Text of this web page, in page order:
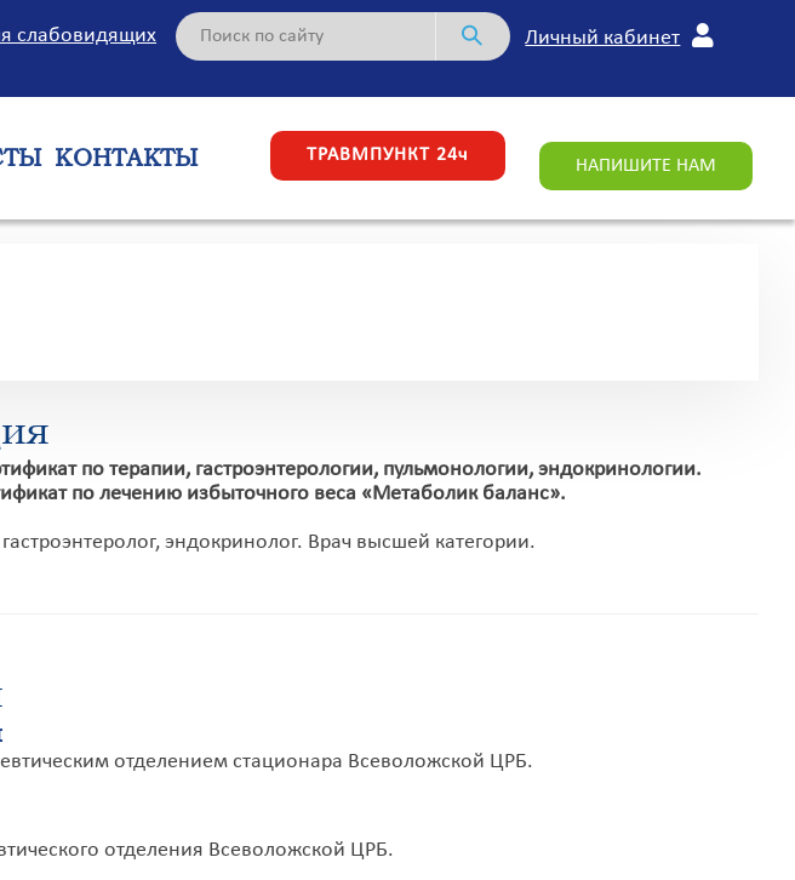
слабовидящих Личный кабинет
КОНТАКТЫ ТРАВМПУНКТ 24ч
НАПИШИТЕ НАМ
по терапии, гастроэнтерологии, пульмонологии, эндокринологии.
по лечению избыточного веса «Метаболик баланс».
эндокринолог. Врач высшей категории.
отделением стационара Всеволожской ЦРБ.
отделения Всеволожской ЦРБ.